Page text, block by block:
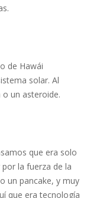
de Hawái
solar. Al
un asteroide.
que era solo
la fuerza de la
un pancake, y muy
que era tecnología